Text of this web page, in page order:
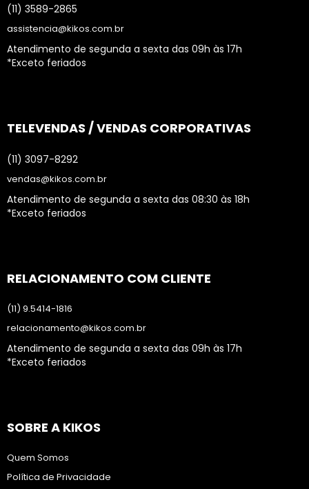
(11) 3589-2865
assistencia@kikos.com.br
Atendimento de segunda a sexta das 09h às 17h
*Exceto feriados
TELEVENDAS / VENDAS CORPORATIVAS
(11) 3097-8292
vendas@kikos.com.br
Atendimento de segunda a sexta das 08:30 às 18h
*Exceto feriados
RELACIONAMENTO COM CLIENTE
(11) 9.5414-1816
relacionamento@kikos.com.br
Atendimento de segunda a sexta das 09h às 17h
*Exceto feriados
SOBRE A KIKOS
Quem Somos
Política de Privacidade